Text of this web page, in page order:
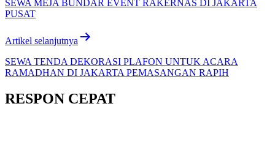
SEWA MEJA BUNDAR EVENT RAKERNAS DI JAKARTA
PUSAT
Artikel selanjutnya
SEWA TENDA DEKORASI PLAFON UNTUK ACARA
RAMADHAN DI JAKARTA PEMASANGAN RAPIH
RESPON CEPAT